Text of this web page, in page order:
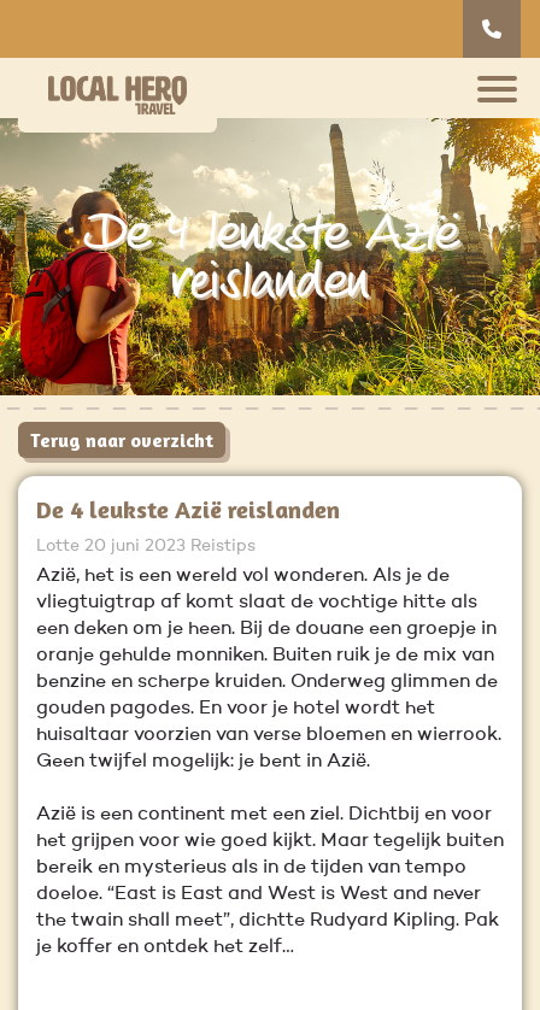
De 4 leukste Azië
reislanden
De 4 leukste Azië reislanden
Lotte 20 juni 2023 Reistips
Azië, het is een wereld vol wonderen. Als je de
vliegtuigtrap af komt slaat de vochtige hitte als
een deken om je heen. Bij de douane een groepje in
oranje gehulde monniken. Buiten ruik je de mix van
benzine en scherpe kruiden. Onderweg glimmen de
gouden pagodes. En voor je hotel wordt het
huisaltaar voorzien van verse bloemen en wierrook.
Geen twijfel mogelijk: je bent in Azië.
Azië is een continent met een ziel. Dichtbij en voor
het grijpen voor wie goed kijkt. Maar tegelijk buiten
bereik en mysterieus als in de tijden van tempo
doeloe. “East is East and West is West and never
the twain shall meet”, dichtte Rudyard Kipling. Pak
je koffer en ontdek het zelf…
Terug naar overzicht